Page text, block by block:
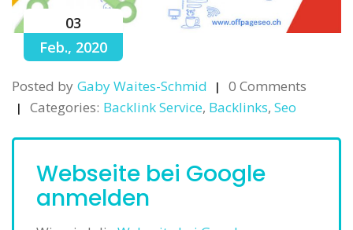
03
Feb., 2020
Posted by Gaby Waites-Schmid
0 Comments
Categories: Backlink Service, Backlinks, Seo
Webseite bei Google
anmelden